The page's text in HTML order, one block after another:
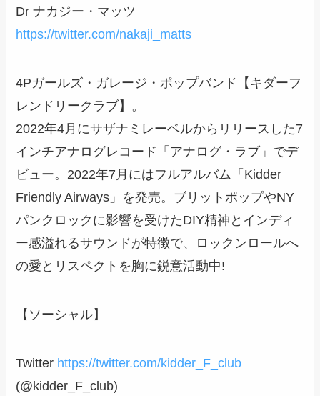
Dr ナカジー・マッツ
https://twitter.com/nakaji_matts
4Pガールズ・ガレージ・ポップバンド【キダーフ
レンドリークラブ】。
2022年4月にサザナミレーベルからリリースした7
インチアナログレコード「アナログ・ラブ」でデ
ビュー。2022年7月にはフルアルバム「Kidder
Friendly Airways」を発売。ブリットポップやNY
パンクロックに影響を受けたDIY精神とインディ
ー感溢れるサウンドが特徴で、ロックンロールへ
の愛とリスペクトを胸に鋭意活動中!
【ソーシャル】
Twitter https://twitter.com/kidder_F_club
(@kidder_F_club)